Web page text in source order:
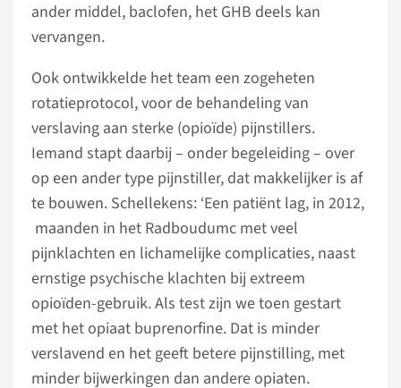
ander middel, baclofen, het GHB deels kan
vervangen.
Ook ontwikkelde het team een zogeheten
rotatieprotocol, voor de behandeling van
verslaving aan sterke (opioïde) pijnstillers.
Iemand stapt daarbij – onder begeleiding – over
op een ander type pijnstiller, dat makkelijker is af
te bouwen. Schellekens: ‘Een patiënt lag, in 2012,
maanden in het Radboudumc met veel
pijnklachten en lichamelijke complicaties, naast
ernstige psychische klachten bij extreem
opioïden-gebruik. Als test zijn we toen gestart
met het opiaat buprenorfine. Dat is minder
verslavend en het geeft betere pijnstilling, met
minder bijwerkingen dan andere opiaten.